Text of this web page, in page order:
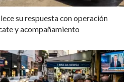
su respuesta con operación
y acompañamiento